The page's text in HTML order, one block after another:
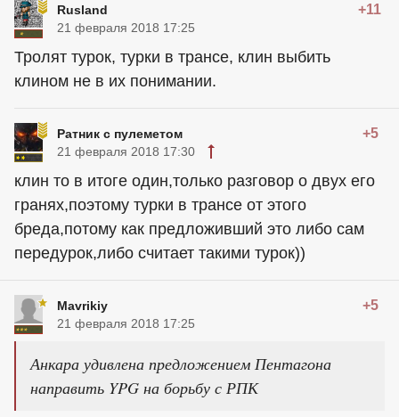
Rusland +11
21 февраля 2018 17:25
Тролят турок, турки в трансе, клин выбить
клином не в их понимании.
Ратник с пулеметом +5
21 февраля 2018 17:30
клин то в итоге один,только разговор о двух его
гранях,поэтому турки в трансе от этого
бреда,потому как предложивший это либо сам
передурок,либо считает такими турок))
Mavrikiy +5
21 февраля 2018 17:25
Анкара удивлена предложением Пентагона
направить YPG на борьбу с РПК